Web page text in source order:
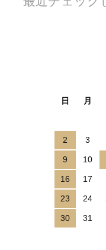
日 月
2 3
9 10
16 17
23 24
30 31